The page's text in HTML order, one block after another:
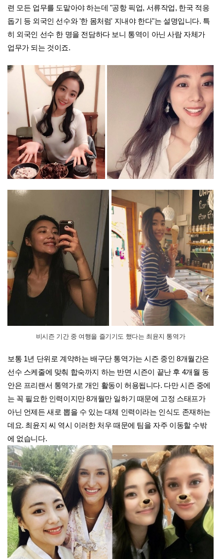
련 모든 업무를 도맡아야 하는데 "공항 픽업, 서류작업, 한국 적응
돕기 등 외국인 선수와 '한 몸처럼' 지내야 한다"는 설명입니다. 특
히 외국인 선수 한 명을 전담하다 보니 통역이 아닌 사람 자체가
업무가 되는 것이죠.
비시즌 기간 중 여행을 즐기기도 했다는 최윤지 통역가
보통 1년 단위로 계약하는 배구단 통역가는 시즌 중인 8개월간은
선수 스케줄에 맞춰 합숙까지 하는 반면 시즌이 끝난 후 4개월 동
안은 프리랜서 통역가로 개인 활동이 허용됩니다. 다만 시즌 중에
는 꼭 필요한 인력이지만 8개월만 일하기 때문에 고정 스태프가
아닌 언제든 새로 뽑을 수 있는 대체 인력이라는 인식도 존재하는
데요. 최윤지 씨 역시 이러한 처우 때문에 팀을 자주 이동할 수밖
에 없습니다.